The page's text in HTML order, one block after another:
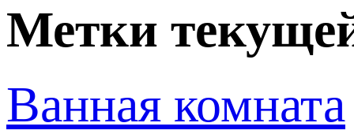
Метки
Ванная комната